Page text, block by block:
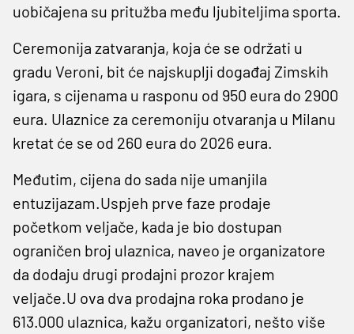
uobičajena su pritužba među ljubiteljima sporta.
Ceremonija zatvaranja, koja će se održati u
gradu Veroni, bit će najskuplji događaj Zimskih
igara, s cijenama u rasponu od 950 eura do 2900
eura. Ulaznice za ceremoniju otvaranja u Milanu
kretat će se od 260 eura do 2026 eura.
Međutim, cijena do sada nije umanjila
entuzijazam.Uspjeh prve faze prodaje
početkom veljače, kada je bio dostupan
ograničen broj ulaznica, naveo je organizatore
da dodaju drugi prodajni prozor krajem
veljače.U ova dva prodajna roka prodano je
613.000 ulaznica, kažu organizatori, nešto više